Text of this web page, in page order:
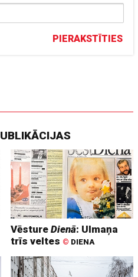
PIERAKSTĪTIES
VēstureDienā: Ulmaņa
trīs veltes © DIENA